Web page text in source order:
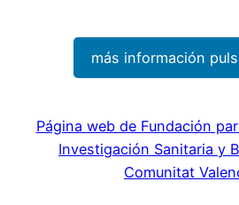
más información
Página web de Fundación
Investigación Sanitaria y
Comunitat